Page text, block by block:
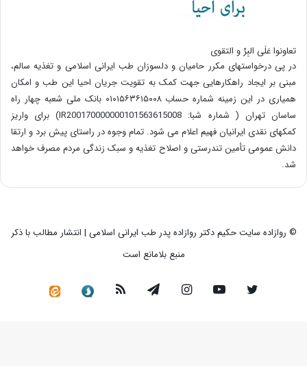
تعاونوا عَلَی البِرِّ و التقوی
در پی درخواستهای مکرر حامیان و دلسوزان طب ایرانی اسلامی و تغذیه سالم،
مبنی بر ایجاد راهکارهایی جهت کمک به تقویت جریان احیا این طب و امکان
همیاری در این زمینه شماره حساب ۰۱۰۱۵۶۳۶۱۵۰۰۸ بانک ملی شعبه چهار راه
ساسان تهران ( شماره شبا: IR200170000000101563615008) برای واریز
کمکهای نقدی ایرانیان فهیم اعلام می شود. تمام وجوه در راستای پیش برد و ارتقا
دانش عمومی تأمین تندرستی و اصلاح تغذیه و سبک زندگی مردم مصرف خواهد
شد.
© روازاده سایت حکیم دکتر روازاده پدر طب ایرانی اسلامی | انتشار مطالب با ذکر
منبع بلامانع است
توییتر یوتیوب اینستاگرامتلگرام خوراک سروش